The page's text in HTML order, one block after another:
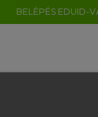
BELÉPÉS EDUID-